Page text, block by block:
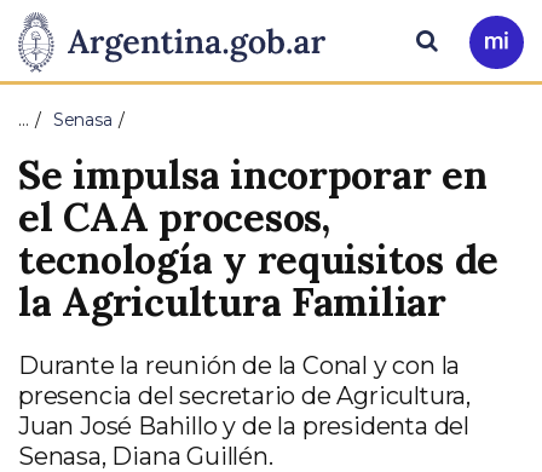
Presidencia
de
la
Nación
Pasar al contenido principal
Ir
a
Buscar
… Senasa
Se impulsa incorporar en
el CAA procesos,
tecnología y requisitos de
la Agricultura Familiar
Durante la reunión de la Conal y con la
presencia del secretario de Agricultura,
Juan José Bahillo y de la presidenta del
Senasa, Diana Guillén.